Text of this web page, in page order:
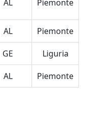
AL Piemonte
AL Piemonte
GE Liguria
AL Piemonte